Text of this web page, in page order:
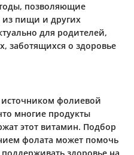
позволяющие
из пищи и других
для родителей,
заботящихся о здоровье
фолиевой
многие продукты
этот витамин. Подбор
фолата может помочь
здоровье на